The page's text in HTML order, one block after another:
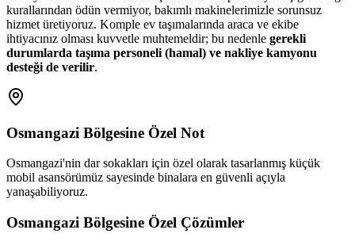
kurallarından ödün vermiyor, bakımlı makinelerimizle sorunsuz
hizmet üretiyoruz. Komple ev taşımalarında araca ve ekibe
ihtiyacınız olması kuvvetle muhtemeldir; bu nedenle gerekli
durumlarda taşıma personeli (hamal) ve nakliye kamyonu
desteği de verilir.
Osmangazi Bölgesine Özel Not
Osmangazi'nin dar sokakları için özel olarak tasarlanmış küçük
mobil asansörümüz sayesinde binalara en güvenli açıyla
yanaşabiliyoruz.
Osmangazi Bölgesine Özel Çözümler